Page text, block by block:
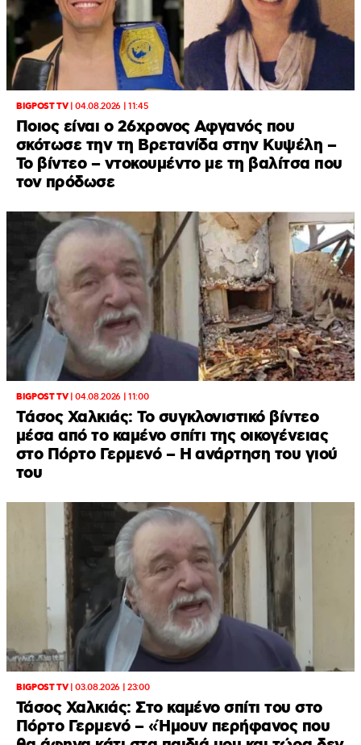
BIGPOST TV|04.08.2026 | 11:45
Ποιος είναι ο 26χρονος Αφγανός που
σκότωσε την τη Βρετανίδα στην Κυψέλη –
Το βίντεο – ντοκουμέντο με τη βαλίτσα που
τον πρόδωσε
BIGPOST TV|04.08.2026 | 11:00
Tάσος Χαλκιάς: Το συγκλονιστικό βίντεο
μέσα από το καμένο σπίτι της οικογένειας
στο Πόρτο Γερμενό – H ανάρτηση του γιού
του
BIGPOST TV|03.08.2026 | 23:00
Τάσος Χαλκιάς: Στο καμένο σπίτι του στο
Πόρτο Γερμενό – «Ήμουν περήφανος που